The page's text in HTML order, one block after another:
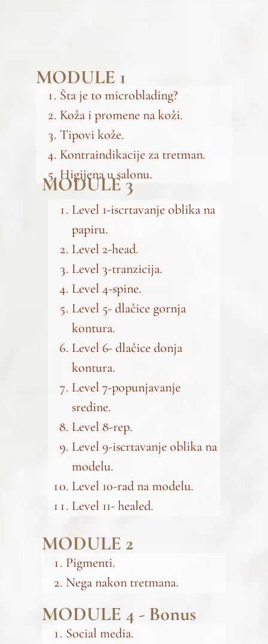
MODULE 1
Šta je to microblading?
Koža i promene na koži.
Tipovi kože.
Kontraindikacije za tretman.
Higijena u salonu.
MODULE 3
Level 1-iscrtavanje oblika na
papiru.
Level 2-head.
Level 3-tranzicija.
Level 4-spine.
Level 5- dlačice gornja
kontura.
Level 6- dlačice donja
kontura.
Level 7-popunjavanje
sredine.
Level 8-rep.
Level 9-iscrtavanje oblika na
modelu.
Level 10-rad na modelu.
Level 11- healed.
MODULE 2
Pigmenti.
Nega nakon tretmana.
MODULE 4 - Bonus
Social media.